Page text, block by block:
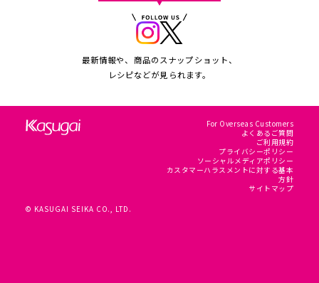
最新情報や、商品のスナップショット、
レシピなどが見られます。
© KASUGAI SEIKA CO., LTD.
For Overseas Customers
よくあるご質問
ご利用規約
プライバシーポリシー
ソーシャルメディアポリシー
カスタマーハラスメントに対する基本
方針
サイトマップ